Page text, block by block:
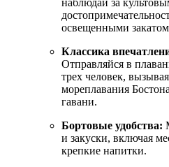
освещенными
Классика
Отправляйся в
трех человек,
мореплавания
гавани.
Бортовые удобства:
и закуски, включая
крепкие напитки.